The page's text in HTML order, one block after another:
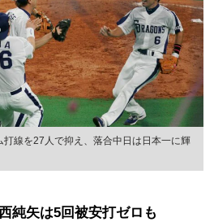
線を27人で抑え、落合中日は日本一に輝
純矢は5回被安打ゼロも